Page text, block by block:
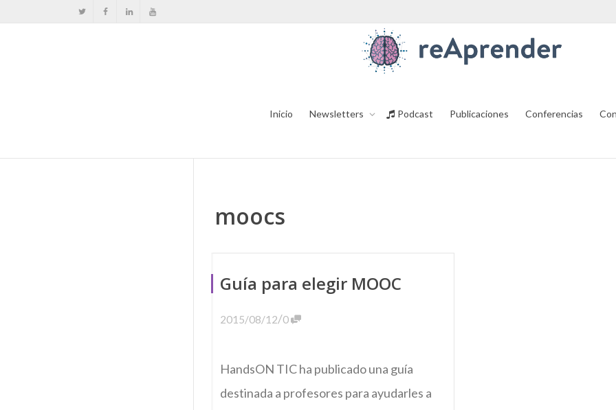
Inicio Newsletters Podcast Publicaciones Conferencias
moocs
Guía para elegir MOOC
2015/08/12/0
HandsON TIC ha publicado una guía
destinada a profesores para ayudarles a